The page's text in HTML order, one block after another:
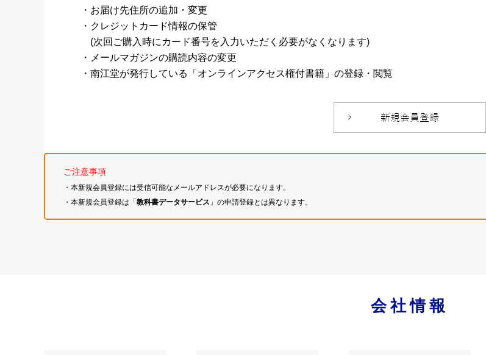
・お届け先住所の追加・変更
・クレジットカード情報の保管
(次回ご購入時にカード番号を入力いただく必要がなくなります)
・メールマガジンの購読内容の変更
・南江堂が発行している「オンラインアクセス権付書籍」の登録・閲覧
ご注意事項
・本新規会員登録には受信可能なメールアドレスが必要になります。
・本新規会員登録は「教科書データサービス 」の申請登録とは異なります。
会社情報